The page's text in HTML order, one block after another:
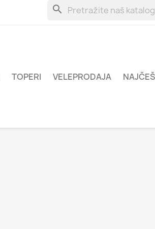
search
TOPERI VELEPRODAJA